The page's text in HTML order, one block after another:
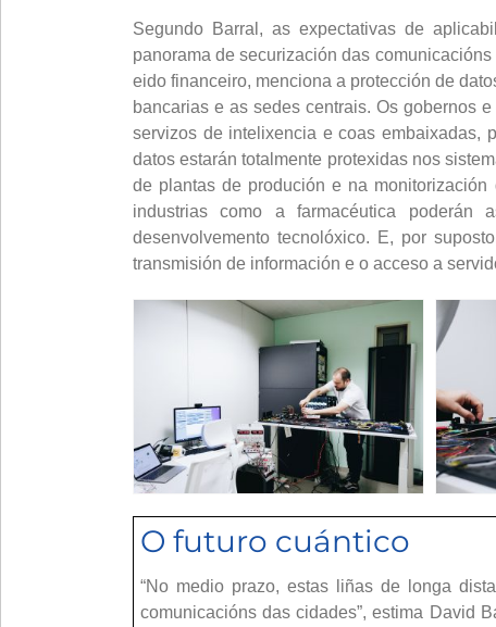
Segundo Barral, as expectativas de
panorama de securización das
eido financeiro, menciona a protección de
bancarias e as sedes centrais. Os gobernos
servizos de intelixencia e coas embaixadas,
datos estarán totalmente protexidas nos
de plantas de produción e na
industrias como a farmacéutica poderán
desenvolvemento tecnolóxico. E, por
transmisión de información e o acceso a
O futuro cuántico
“No medio prazo, estas liñas de longa
comunicacións das cidades”, estima David